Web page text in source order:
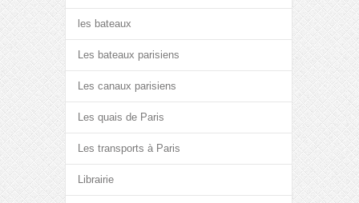
les bateaux
Les bateaux parisiens
Les canaux parisiens
Les quais de Paris
Les transports à Paris
Librairie